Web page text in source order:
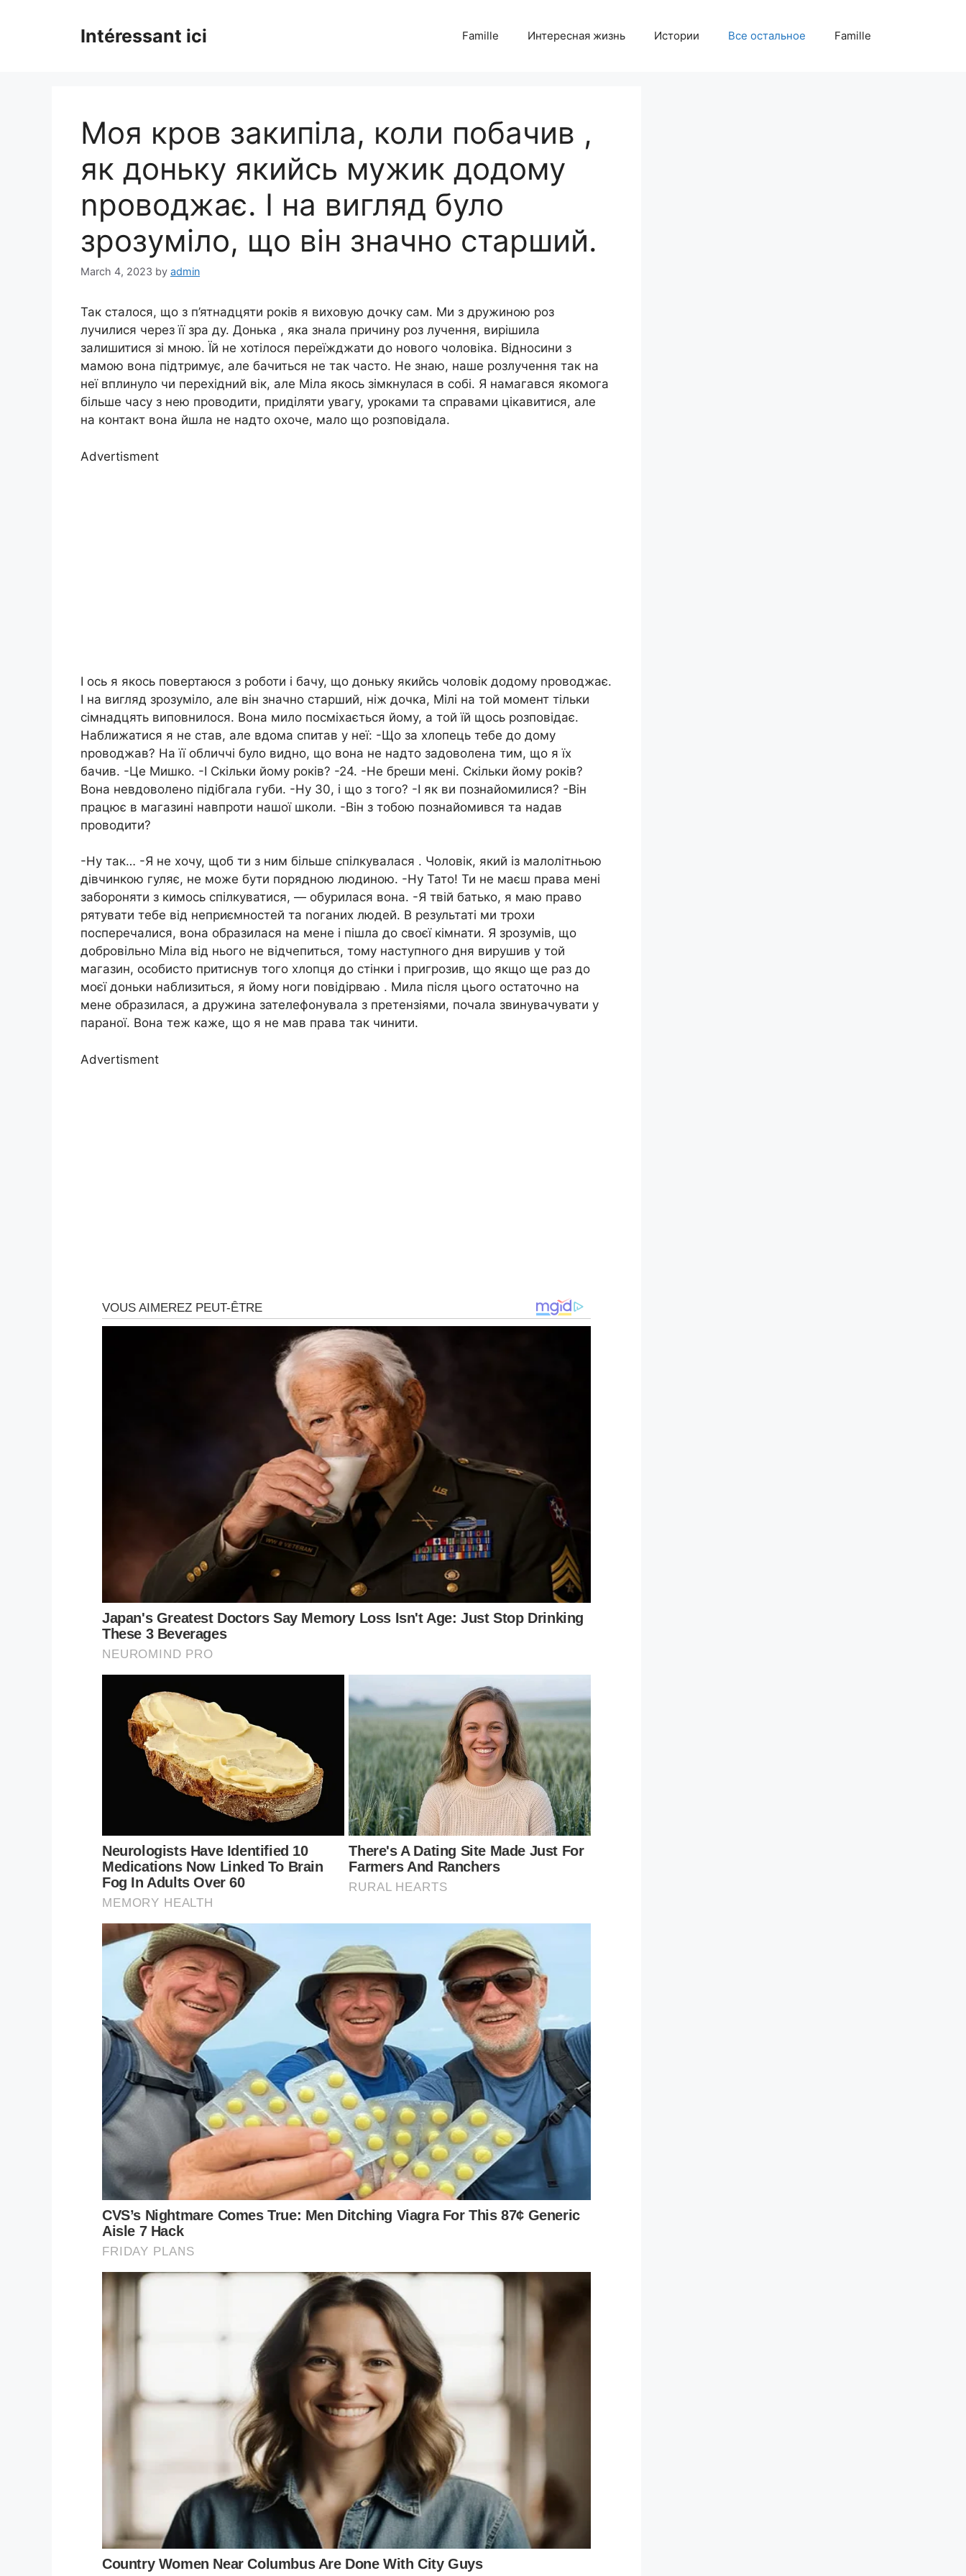
Intéressant ici Famille Интересная жизнь Истории Все остальное Famille
Моя кров закипіла, коли побачив ,
як доньку якийсь мужик додому
nроводжає. І на вигляд було
зрозуміло, що він значно старший.
March 4, 2023 by admin
Так сталося, що з п’ятнадцяти років я виховую дочку сам. Ми з дружиною роз
лучилися через її зра ду. Донька , яка знала причину роз лучення, вирішила
залишитися зі мною. Їй не хотілося переїжджати до нового чоловіка. Відносини з
мамою вона підтримує, але бачиться не так часто. Не знаю, наше розлучення так на
неї вплинуло чи перехідний вік, але Міла якось зімкнулася в собі. Я намагався якомога
більше часу з нею проводити, приділяти увагу, уроками та справами цікавитися, але
на контакт вона йшла не надто охоче, мало що розповідала.
Advertisment
І ось я якось повертаюся з роботи і бачу, що доньку якийсь чоловік додому nроводжає.
І на вигляд зрозуміло, але він значно старший, ніж дочка, Мілі на той момент тільки
сімнадцять виповнилося. Вона мило посміхається йому, а той їй щось розповідає.
Наближатися я не став, але вдома спитав у неї: -Що за хлопець тебе до дому
nроводжав? На її обличчі було видно, що вона не надто задоволена тим, що я їх
бачив. -Це Мишко. -І Скільки йому років? -24. -Не бреши мені. Скільки йому років?
Вона невдоволено підібгала губи. -Ну 30, і що з того? -І як ви познайомилися? -Він
працює в магазині навпроти нашої школи. -Він з тобою познайомився та надав
проводити?
-Ну так… -Я не хочу, щоб ти з ним більше спілкувалася . Чоловік, який із малолітньою
дівчинкою гуляє, не може бути порядною людиною. -Ну Тато! Ти не маєш права мені
забороняти з кимось спілкуватися, — обурилася вона. -Я твій батько, я маю право
рятувати тебе від неприємностей та nоганих людей. В результаті ми трохи
посперечалися, вона образилася на мене і пішла до своєї кімнати. Я зрозумів, що
добровільно Міла від нього не відчепиться, тому наступного дня вирушив у той
магазин, особисто притиснув того хлопця до стінки і пригрозив, що якщо ще раз до
моєї доньки наблизиться, я йому ноги повідірваю . Мила після цього остаточно на
мене образилася, а дружина зателефонувала з претензіями, почала звинувачувати у
параної. Вона теж каже, що я не мав права так чинити.
Advertisment